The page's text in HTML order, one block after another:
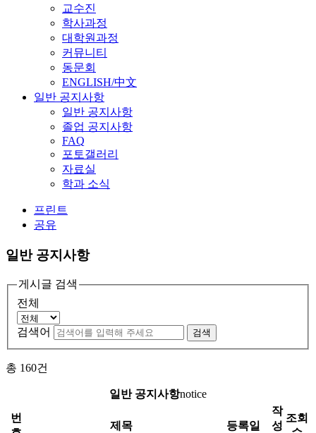
교수진
학사과정
대학원과정
커뮤니티
동문회
ENGLISH/中文
일반 공지사항
일반 공지사항
졸업 공지사항
FAQ
포토갤러리
자료실
학과 소식
프린트
공유
일반 공지사항
게시글 검색
전체
검색어 검색
총 160건
일반 공지사항notice
번
제목 등록일
작
성
조회